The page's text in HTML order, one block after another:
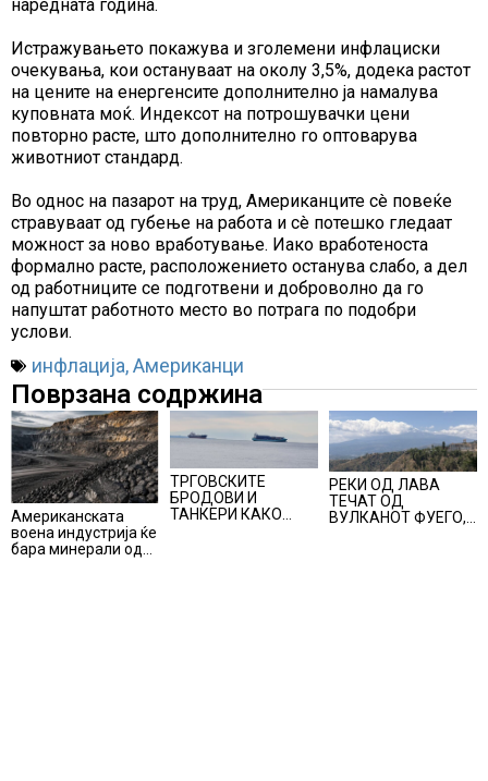
наредната година.
Истражувањето покажува и зголемени инфлациски
очекувања, кои остануваат на околу 3,5%, додека растот
на цените на енергенсите дополнително ја намалува
куповната моќ. Индексот на потрошувачки цени
повторно расте, што дополнително го оптоварува
животниот стандард.
Во однос на пазарот на труд, Американците сè повеќе
стравуваат од губење на работа и сè потешко гледаат
можност за ново вработување. Иако вработеноста
формално расте, расположението останува слабо, а дел
од работниците се подготвени и доброволно да го
напуштат работното место во потрага по подобри
услови.
инфлација,Американци
Поврзана содржина
Американската
воена индустрија ќе
бара минерали од
ТРГОВСКИТЕ
БРОДОВИ И
ТАНКЕРИ КАКО
РЕКИ ОД ЛАВА
ТЕЧАТ ОД
ВУЛКАНОТ ФУЕГО,